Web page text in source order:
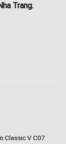
Trang.
Classic V C07